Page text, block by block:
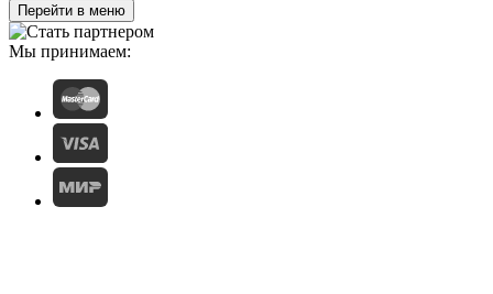
Перейти в меню
Мы принимаем: